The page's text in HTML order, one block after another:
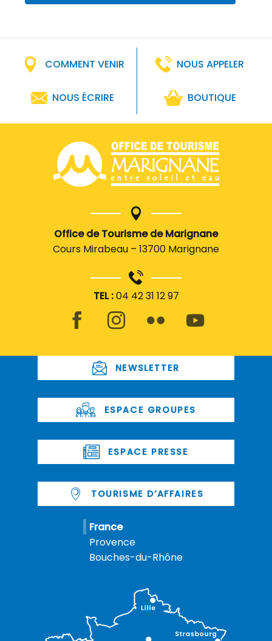
COMMENT VENIR NOUS APPELER
NOUS ÉCRIRE BOUTIQUE
Office de Tourisme de Marignane
Cours Mirabeau – 13700 Marignane
TEL :04 42 31 12 97
NEWSLETTER
ESPACE GROUPES
ESPACE PRESSE
TOURISME D’AFFAIRES
France
Provence
Bouches-du-Rhône